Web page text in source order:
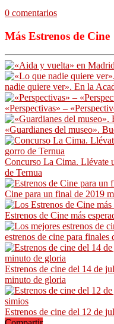
0 comentarios
Más Estrenos de Cine
nadie quiere ver». En la
«Perspectivas» –
«Guardianes del museo».
Concurso La Cima. Llévate
de Ternua
Cine para un final de 2019
Estrenos de Cine más
estrenos de cine para finales
Estrenos de cine del 14 de
minuto de gloria
Estrenos de cine del 12 de